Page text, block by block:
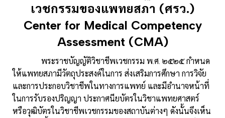
เวชกรรมของแพทยสภา (ศรว.)
Center for Medical Competency
Assessment (CMA)
พระราชบัญญัติวิชาชีพเวชกรรม พ.ศ. ๒๕๒๕ กำหนด
ให้แพทยสภามีวัตถุประสงค์ในการ ส่งเสริมการศึกษา การวิจัย
และการประกอบวิชาชีพในทางการแพทย์ และมีอำนาจหน้าที่
ในการรับรองปริญญา ประกาศนียบัตรในวิชาแพทยศาสตร์
หรือวุฒิบัตรในวิชาชีพเวชกรรมของสถาบันต่างๆ ดังนั้นจึงเห็น